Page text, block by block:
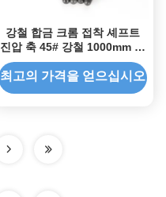
강철 합금 크롬 접착 셰프트
진압 축 45# 강철 1000mm 길
이
최고의 가격을 얻으십시오